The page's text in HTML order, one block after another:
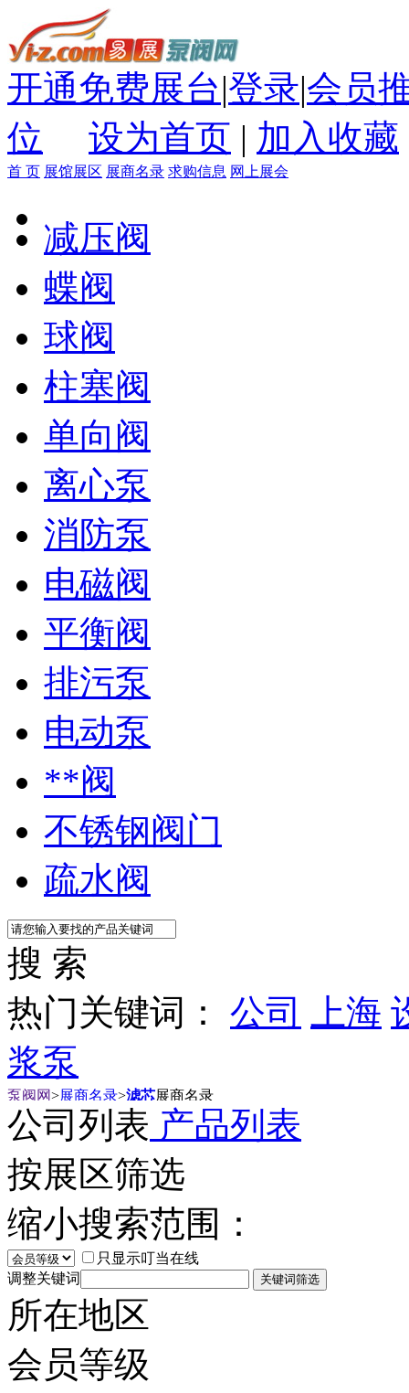
开通免费展台|登录|会员
位
设为首页 | 加入收藏
首 页 展馆展区 展商名录 求购信息 网上展会
减压阀
蝶阀
球阀
柱塞阀
单向阀
离心泵
消防泵
电磁阀
平衡阀
排污泵
电动泵
**阀
不锈钢阀门
疏水阀
搜 索
热门关键词： 公司 上海
浆泵
泵阀网>展商名录>滤芯展商名录
公司列表 产品列表
按展区筛选
缩小搜索范围：
只显示叮当在线
调整关键词
所在地区
会员等级